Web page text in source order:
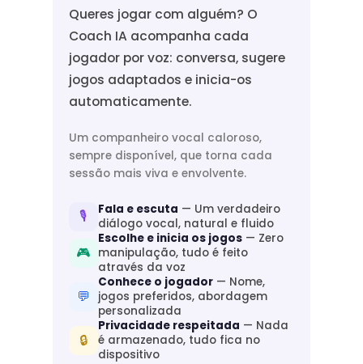
Queres jogar com alguém? O
Coach IA acompanha cada
jogador por voz: conversa, sugere
jogos adaptados e inicia-os
automaticamente.
Um companheiro vocal caloroso,
sempre disponível, que torna cada
sessão mais viva e envolvente.
🎙️ Fala e escuta — Um verdadeiro
diálogo vocal, natural e fluido
🎮
Escolhe e inicia os jogos— Zero
manipulação, tudo é feito
através da voz
💬
Conhece o jogador— Nome,
jogos preferidos, abordagem
personalizada
🔒
Privacidade respeitada — Nada
é armazenado, tudo fica no
dispositivo